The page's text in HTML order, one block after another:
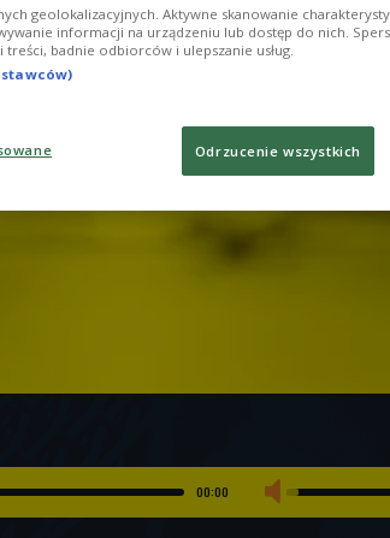
00:00
geolokalizacyjnych. Aktywne skanowanie
informacji na urządzeniu lub dostęp do nich.
badnie odbiorców i ulepszanie usług.
Odrzucenie wszystkich